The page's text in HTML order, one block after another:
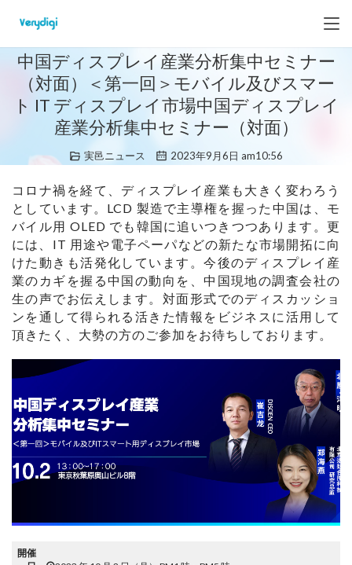
中国ディスプレイ産業分析集中セミナー
（対面）＜第一回＞モバイル及びスマー
ト IT ディスプレイ市場中国ディスプレイ
産業分析集中セミナー（対面）
実邑ニュース 2023年9月6日 am10:56
コロナ禍を経て、ディスプレイ産業も大きく変わろう
としています。LCD 製造で主導権を握った中国は、モ
バイル用 OLED でも韓国に追いつきつつあります。更
には、IT 用途や電子ペーパなどの新たな市場開拓に向
けた動きも活発化しています。今後のディスプレイ産
業のカギを握る中国の動向を、中国現地の調査会社の
生の声でお伝えします。対面形式でのディスカッショ
ンを通して得られる活きた情報をビジネスに活用して
頂きたく、大勢の方のご参加をお待ちしております。
開催